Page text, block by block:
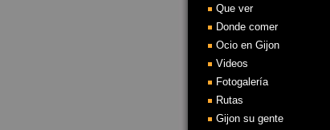
Que ver
Donde comer
Ocio en Gijon
Videos
Fotogalería
Rutas
Gijon su gente